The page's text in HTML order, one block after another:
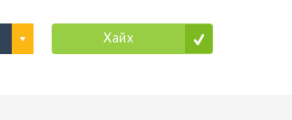
Хайх